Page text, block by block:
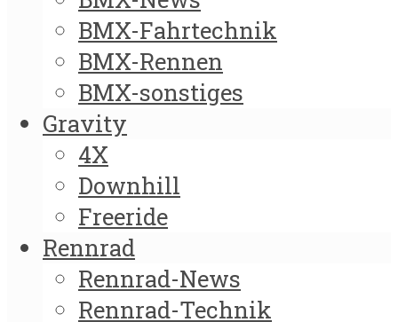
BMX-Fahrtechnik
BMX-Rennen
BMX-sonstiges
Gravity
4X
Downhill
Freeride
Rennrad
Rennrad-News
Rennrad-Technik